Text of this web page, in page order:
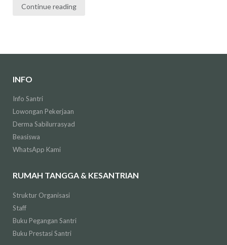
Continue reading
INFO
Info Santri
Lowongan Pekerjaan
Derma Sabilurrasyad
Beasiswa
WhatsApp Kami
RUMAH TANGGA & KESANTRIAN
Struktur Organisasi
Staff
Buku Pegangan Santri
Buku Prestasi Santri